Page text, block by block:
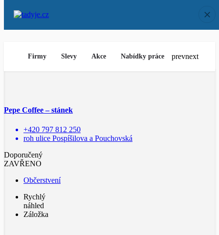
Firmy Slevy Akce Nabídky práce prevnext
Pepe Coffee – stánek
+420 797 812 250
roh ulice Pospíšilova a Pouchovská
Doporučený
ZAVŘENO
Občerstvení
Rychlý
náhled
Záložka